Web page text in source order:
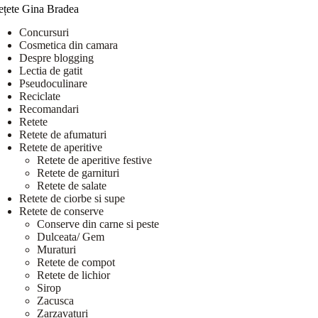
Gina Bradea
Concursuri
Cosmetica din camara
Despre blogging
Lectia de gatit
Pseudoculinare
Reciclate
Recomandari
Retete
Retete de afumaturi
Retete de aperitive
Retete de aperitive festive
Retete de garnituri
Retete de salate
Retete de ciorbe si supe
Retete de conserve
Conserve din carne si peste
Dulceata/ Gem
Muraturi
Retete de compot
Retete de lichior
Sirop
Zacusca
Zarzavaturi